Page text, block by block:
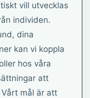
vill utvecklas
individen.
dina
kan vi koppla
hos våra
att
mål är att